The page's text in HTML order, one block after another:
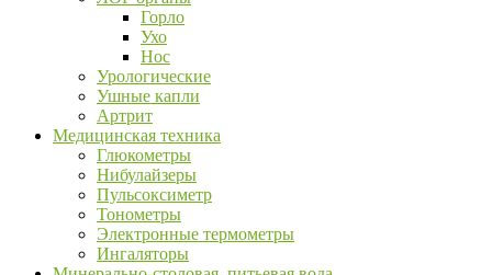
Горло
Ухо
Нос
Урологические
Ушные капли
Артрит
Медицинская техника
Глюкометры
Нибулайзеры
Пульсоксиметр
Тонометры
Электронные термометры
Ингаляторы